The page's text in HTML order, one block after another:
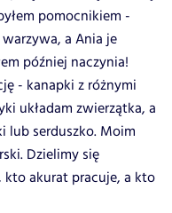
pomocnikiem -
a Ania je
później naczynia!
- kanapki z różnymi
układam zwierzątka, a
lub serduszko. Moim
Dzielimy się
akurat pracuje, a kto